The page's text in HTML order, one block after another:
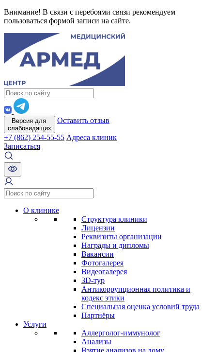
Внимание! В связи с перебоями связи рекомендуем
пользоваться формой записи на сайте.
Версия для
слабовидящих
Оставить отзыв
+7 (862) 254-55-55 Адреса клиник
Записаться
О клинике
Структура клиники
Лицензии
Реквизиты организации
Награды и дипломы
Вакансии
Фотогалерея
Видеогалерея
3D-тур
Антикоррупционная политика и
кодекс этики
Специальная оценка условий труда
Партнёры
Услуги
Аллерголог-иммунолог
Анализы
Взятие анализов на дому